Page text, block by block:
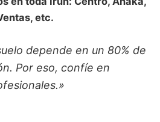
etc.
depende en un 80% de
Por eso, confíe en